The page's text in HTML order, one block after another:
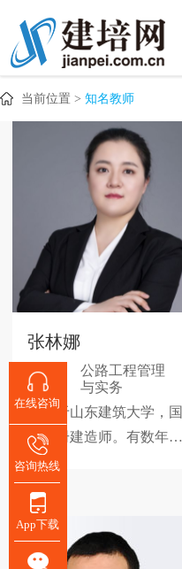
当前位置 > 知名教师
张林娜
主讲：
公路工程管理
与实务
毕业于山东建筑大学，国
家注册建造师。有数年工
程类相关工作经验，曾就
任于某大型央企、实际参
与嘉绍大桥、杭州湾跨海
大桥的现场管理与施工，
现从事工程类考试的辅导
在线咨询
咨询热线
App下载